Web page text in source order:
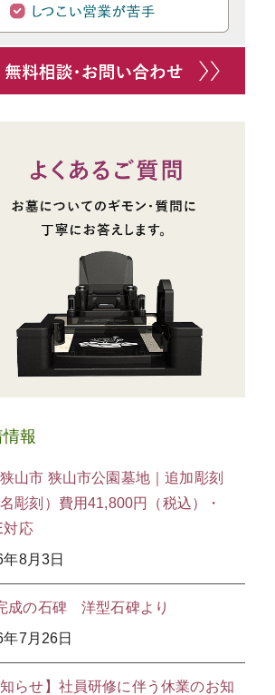
報
山市 狭山市公園墓地｜追加彫刻
名彫刻）費用41,800円（税込）・
対応
年8月3日
成の石碑 洋型石碑より
年7月26日
知らせ】社員研修に伴う休業のお知